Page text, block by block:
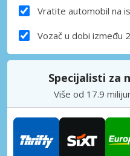
Vratite automobil na
Vozač u dobi između
Specijalisti za
Više od 17.9